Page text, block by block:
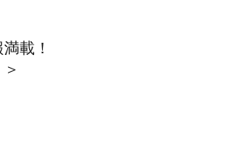
載！